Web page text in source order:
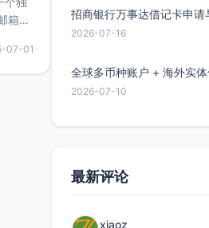
箱等
较有
惠的
07-01
招商银行万事达借记卡申请
2026-07-16
2026-07-10
最新评论
xiaoz